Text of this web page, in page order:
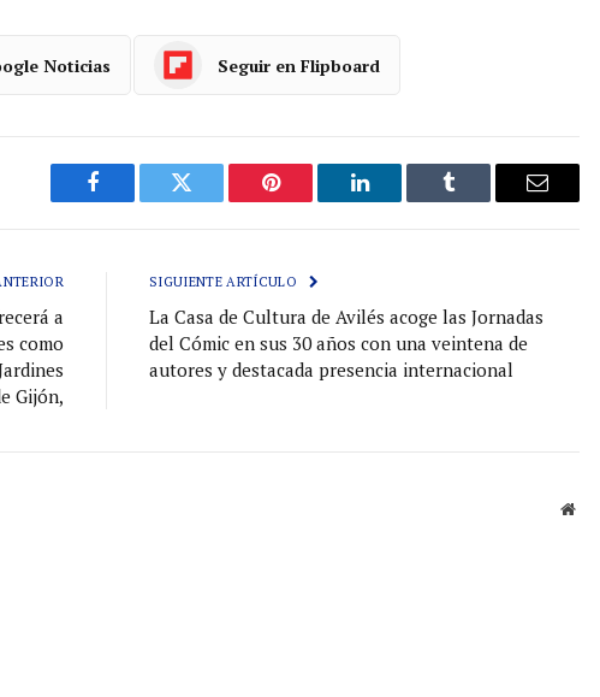
Noticias Seguir en Flipboard
Facebook Gorjeo Pinterest LinkedIn Tumblr
Correo
a
como
Gijón,
SIGUIENTE ARTÍCULO
La Casa de Cultura de Avilés acoge las Jornadas
del Cómic en sus 30 años con una veintena de
autores y destacada presencia internacional
Sitio